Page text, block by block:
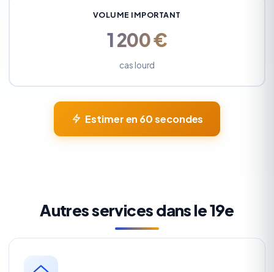
VOLUME IMPORTANT
1 200 €
cas lourd
Estimer en 60 secondes
Autres services dans le 19e